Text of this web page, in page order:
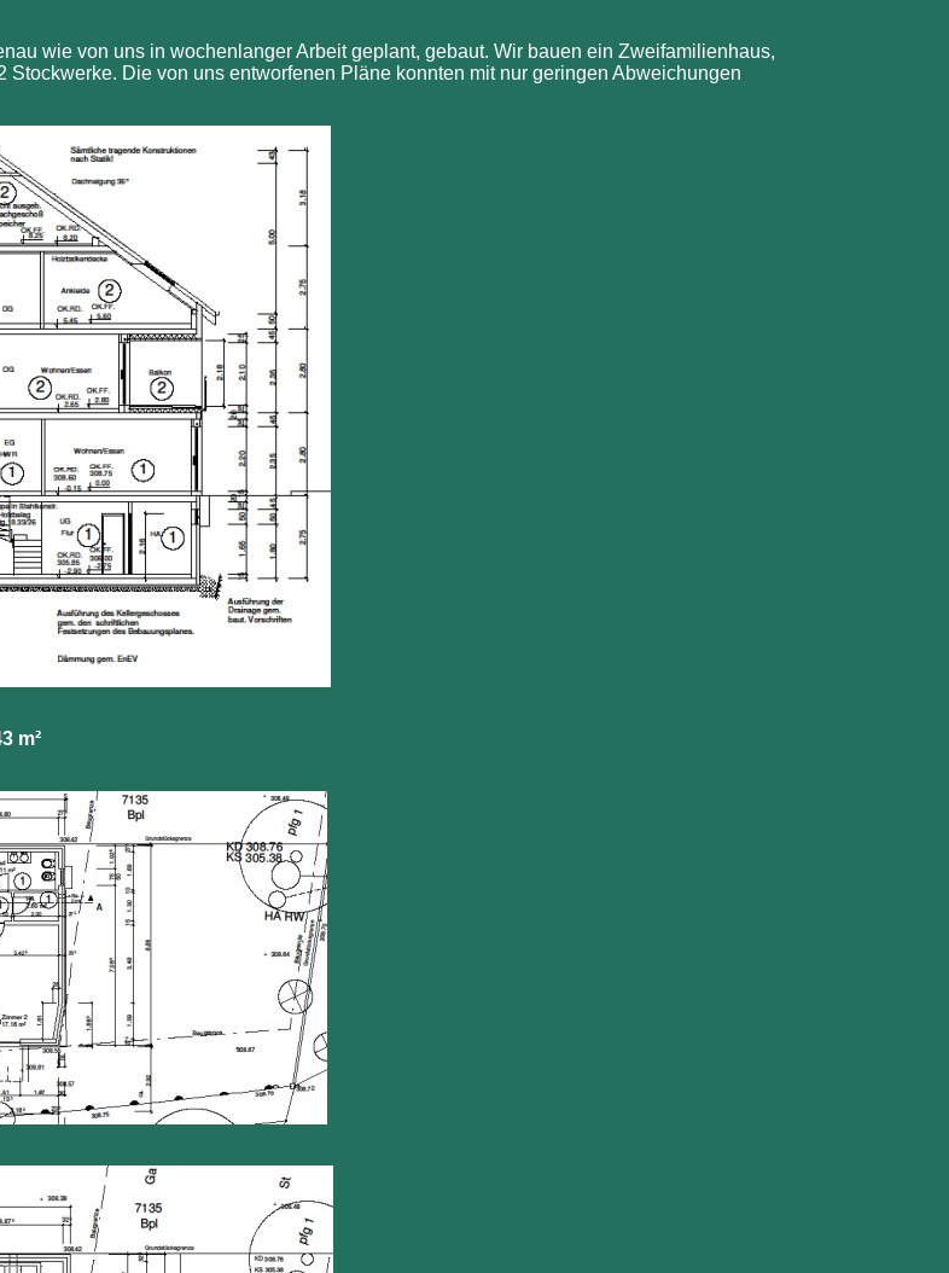
wie von uns in wochenlanger Arbeit geplant, gebaut. Wir bauen ein Zweifamilienhaus,
Stockwerke. Die von uns entworfenen Pläne konnten mit nur geringen Abweichungen
m²